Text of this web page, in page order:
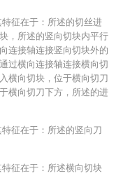
征在于：所述的切丝进
，所述的竖向切块内平行
连接轴连接竖向切块外的
过横向连接轴连接横向切
横向切块，位于横向切刀
横向切刀下方，所述的进
征在于：所述的竖向刀
征在于：所述横向切块